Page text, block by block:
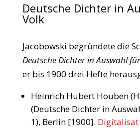
Deutsche Dichter in
Volk
Jacobowski begründete die
Deutsche Dichter in Auswahl
er bis 1900 drei Hefte
Heinrich Hubert Houben
(Deutsche Dichter in
1), Berlin [1900]. Digitalisat